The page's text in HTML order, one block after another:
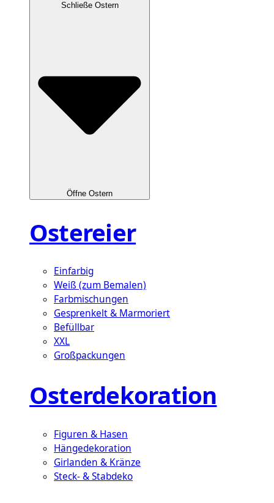
Schließe Ostern
Öffne Ostern
Ostereier
Einfarbig
Weiß (zum Bemalen)
Farbmischungen
Gesprenkelt & Marmoriert
Befüllbar
XXL
Großpackungen
Osterdekoration
Figuren & Hasen
Hängedekoration
Girlanden & Kränze
Steck- & Stabdeko